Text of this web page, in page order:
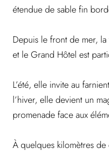
étendue de sable fin
Depuis le front de mer,
et le Grand Hôtel est
L’été, elle invite au
l’hiver, elle devient un
promenade face aux
À quelques kilomètres